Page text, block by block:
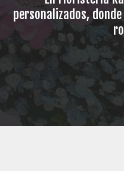
personalizados,